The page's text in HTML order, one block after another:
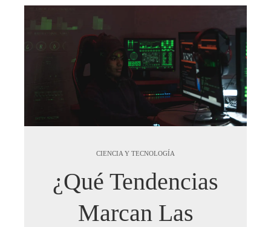
CIENCIA Y TECNOLOGÍA
¿Qué Tendencias
Marcan Las